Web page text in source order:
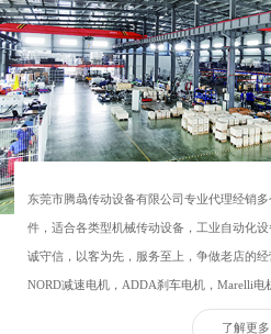
东莞市腾骉传动设备有限公司专业代理经销
件，适合各类型机械传动设备，工业自动化
诚守信，以客为先，服务至上，争做老店的
NORD减速电机，ADDA刹车电机，Marelli电
了解更多